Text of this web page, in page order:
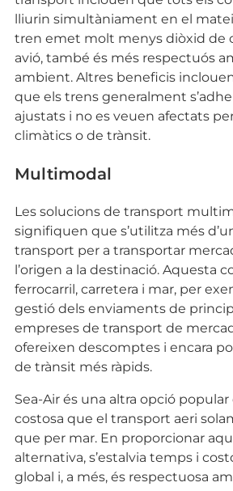
lliurin simultàniament en el
tren emet molt menys diòxid de
avió, també és més respectuós
ambient. Altres beneficis
que els trens generalment
ajustats i no es veuen afectats
climàtics o de trànsit.
Multimodal
Les solucions de transport
signifiquen que s’utilitza més
transport per a transportar
l’origen a la destinació. Aquesta
ferrocarril, carretera i mar, per
gestió dels enviaments de
empreses de transport de
ofereixen descomptes i encara
de trànsit més ràpids.
Sea-Air és una altra opció
costosa que el transport aeri
que per mar. En proporcionar
alternativa, s’estalvia temps i
global i, a més, és respectuosa